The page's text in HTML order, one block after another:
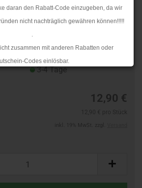
daran den Rabatt-Code einzugeben, da wir
nicht nachträglich gewähren können!!!!!
.
zusammen mit anderen Rabatten oder
Codes einlösbar.
.
jedoch zu längeren Lieferzeiten kommen.
3-4 Tage
12,90 €